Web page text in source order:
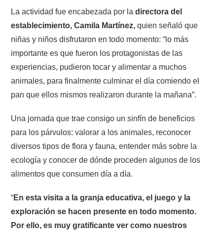
La actividad fue encabezada por la directora del
establecimiento, Camila Martínez,quien señaló que
niñas y niños disfrutaron en todo momento: “lo más
importante es que fueron los protagonistas de las
experiencias, pudieron tocar y alimentar a muchos
animales, para finalmente culminar el día comiendo el
pan que ellos mismos realizaron durante la mañana”.
Una jornada que trae consigo un sinfín de beneficios
para los párvulos: valorar a los animales, reconocer
diversos tipos de flora y fauna, entender más sobre la
ecología y conocer de dónde proceden algunos de los
alimentos que consumen día a día.
“En esta visita a la granja educativa, el juego y la
exploración se hacen presente en todo momento.
Por ello, es muy gratificante ver como nuestros